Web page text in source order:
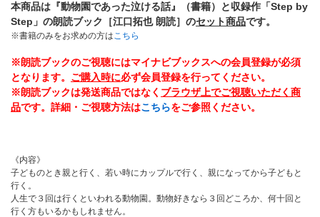
本商品は『動物園であった泣ける話』（書籍）と収録作「Step by
Step」の朗読ブック［江口拓也 朗読］のセット商品です。
※書籍のみをお求めの方はこちら
※朗読ブックのご視聴にはマイナビブックスへの会員登録が必須
となります。 ご購入時に必ず会員登録を行ってください。
※朗読ブックは発送商品ではなく ブラウザ上でご視聴いただく商
品です。詳細・ご視聴方法はこちらをご参照ください。
《内容》
子どものとき親と行く、若い時にカップルで行く、親になってから子どもと
行く。
人生で３回は行くといわれる動物園。動物好きなら３回どころか、何十回と
行く方もいるかもしれません。